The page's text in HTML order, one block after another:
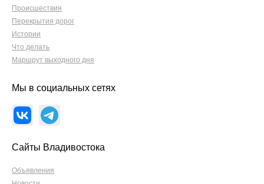
Происшествия
Перекрытия дорог
Истории
Что делать
Маршрут выходного дня
Мы в социальных сетях
Сайты Владивостока
Объявления